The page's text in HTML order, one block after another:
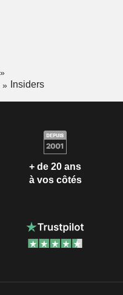
Insiders
+ de 20 ans
à vos côtés